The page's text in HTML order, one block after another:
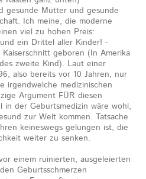
gesunde Mütter und gesunde
Ich meine, die moderne
viel zu hohen Preis:
ein Drittel aller Kinder! -
geboren (In Amerika
zweite Kind). Laut einer
also bereits vor 10 Jahren, nur
irgendwelche medizinischen
Argument FÜR diesen
in der Geburtsmedizin wäre wohl,
zur Welt kommen. Tatsache
keineswegs gelungen ist, die
weiter zu senken.
einem ruinierten, ausgeleierten
Geburtsschmerzen